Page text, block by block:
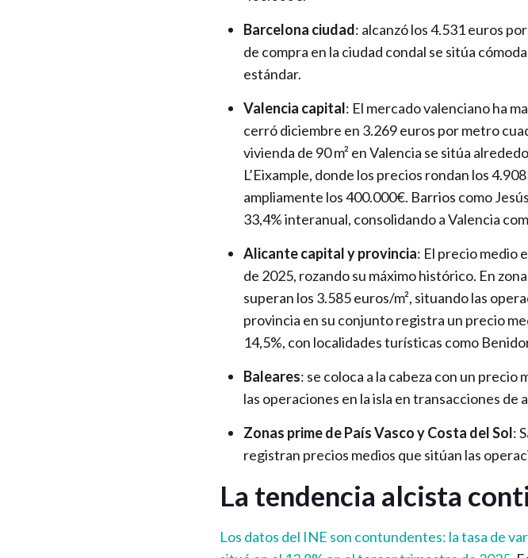
Barcelona ciudad: alcanzó los 4.531 euros
de compra en la ciudad condal se sitúa
estándar.
Valencia capital: El mercado valenciano ha
cerró diciembre en 3.269 euros por metro
vivienda de 90 m² en Valencia se sitúa
L’Eixample, donde los precios rondan los
ampliamente los 400.000€. Barrios como
33,4% interanual, consolidando a Valencia
Alicante capital y provincia: El precio medio
de 2025, rozando su máximo histórico. En
superan los 3.585 euros/m², situando las
provincia en su conjunto registra un precio
14,5%, con localidades turísticas como
Baleares: se coloca a la cabeza con un precio
las operaciones en la isla en transacciones de
Zonas prime de País Vasco y Costa del Sol:
registran precios medios que sitúan las
La tendencia alcista
Los datos del INE son contundentes: la tasa de